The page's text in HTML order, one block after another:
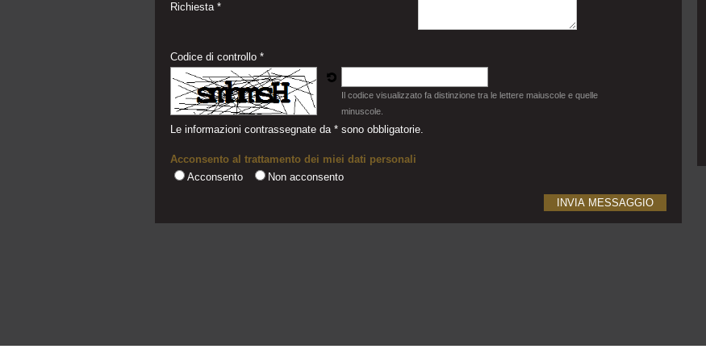
Richiesta *
Codice di controllo *
Il codice visualizzato fa distinzione tra le lettere maiuscole e quelle
minuscole.
Le informazioni contrassegnate da * sono obbligatorie.
Acconsento al trattamento dei miei dati personali
Acconsento
Non acconsento